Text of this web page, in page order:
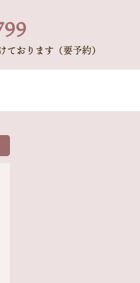
おります（要予約）